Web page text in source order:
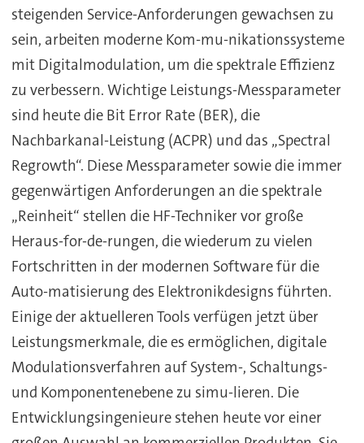
steigenden Service-Anforderungen gewachsen zu
sein, arbeiten moderne Kom-mu-nikationssysteme
mit Digitalmodulation, um die spektrale Effizienz
zu verbessern. Wichtige Leistungs-Messparameter
sind heute die Bit Error Rate (BER), die
Nachbarkanal-Leistung (ACPR) und das „Spectral
Regrowth“. Diese Messparameter sowie die immer
gegenwärtigen Anforderungen an die spektrale
„Reinheit“ stellen die HF-Techniker vor große
Heraus-for-de-rungen, die wiederum zu vielen
Fortschritten in der modernen Software für die
Auto-matisierung des Elektronikdesigns führten.
Einige der aktuelleren Tools verfügen jetzt über
Leistungsmerkmale, die es ermöglichen, digitale
Modulationsverfahren auf System-, Schaltungs-
und Komponentenebene zu simu-lieren. Die
Entwicklungsingenieure stehen heute vor einer